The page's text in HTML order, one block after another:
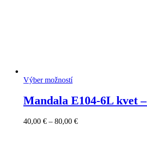
Výber možností
Mandala E104-6L kvet
40,00 € – 80,00 €Price